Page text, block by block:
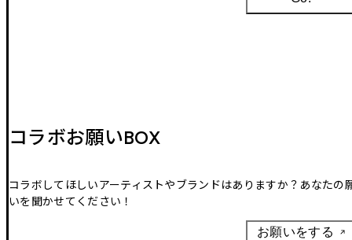
コラボお願いBOX
コラボしてほしいアーティストやブランドはありますか？あなたの
いを聞かせてください！
お願いをする